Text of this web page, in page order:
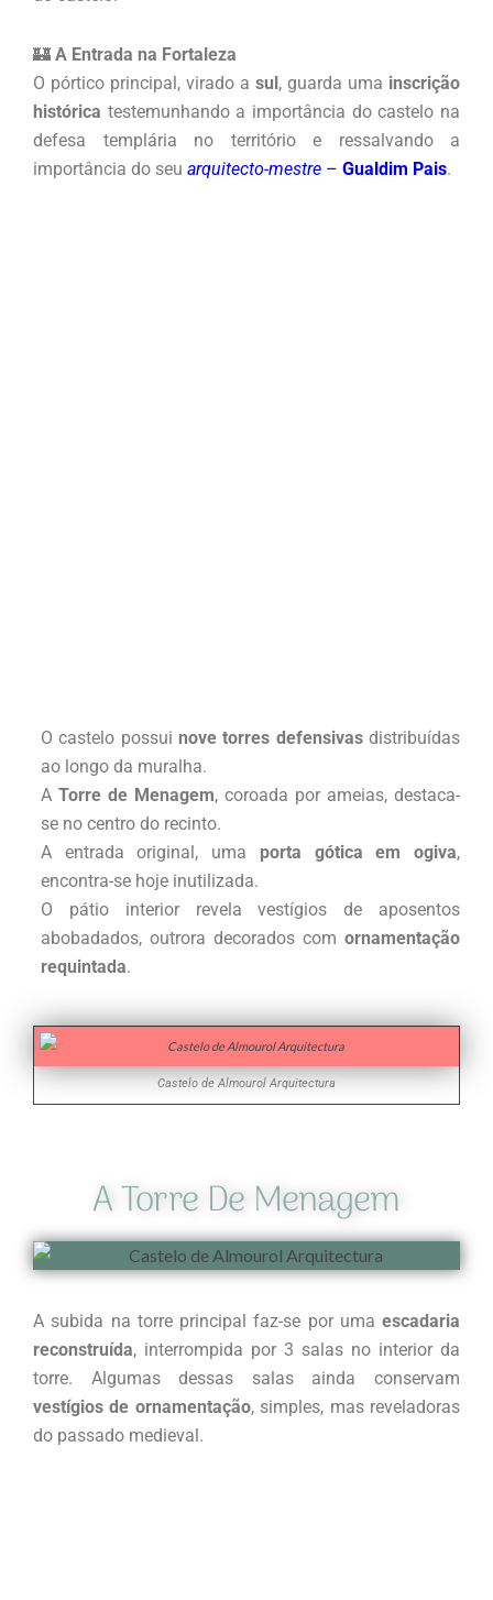
🏰 A Entrada na Fortaleza
O pórtico principal, virado a sul, guarda uma inscrição
histórica testemunhando a importância do castelo na
defesa templária no território e ressalvando a
importância do seu arquitecto-mestre – Gualdim Pais.
O castelo possui nove torres defensivasdistribuídas
ao longo da muralha.
A Torre de Menagem, coroada por ameias, destaca-
se no centro do recinto.
A entrada original, uma porta gótica em ogiva,
encontra-se hoje inutilizada.
O pátio interior revela vestígios de aposentos
abobadados, outrora decorados com ornamentação
requintada.
Castelo de Almourol Arquitectura
A Torre De Menagem
A subida na torre principal faz-se por uma escadaria
reconstruída, interrompida por 3 salas no interior da
torre. Algumas dessas salas ainda conservam
vestígios de ornamentação, simples, mas reveladoras
do passado medieval.